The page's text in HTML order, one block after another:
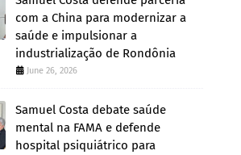
com a China para modernizar a
saúde e impulsionar a
industrialização de Rondônia
June 26, 2026
Samuel Costa debate saúde
mental na FAMA e defende
hospital psiquiátrico para